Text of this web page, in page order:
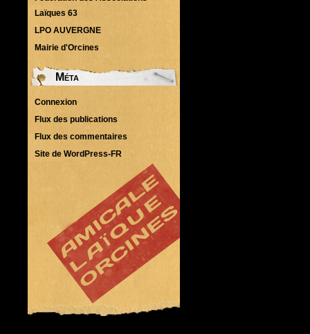
Laïques 63
LPO AUVERGNE
Mairie d'Orcines
Méta
Connexion
Flux des publications
Flux des commentaires
Site de WordPress-FR